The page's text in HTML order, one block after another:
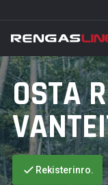
OSTA
Rekisterinro.